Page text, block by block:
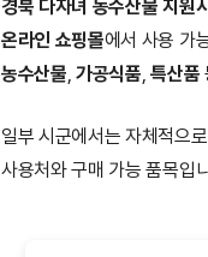
경북 다자녀 농수산물 지원
온라인 쇼핑몰에서 사용 가
농수산물,가공식품,특산품
일부 시군에서는 자체적으
사용처와 구매 가능 품목입